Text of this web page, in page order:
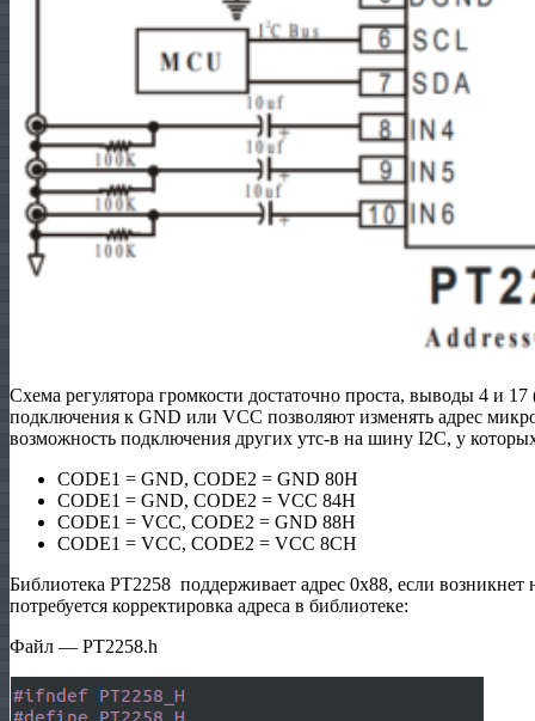
Схема регулятора громкости достаточно проста, выводы 4 и
подключения к GND или VCC позволяют изменять адрес
возможность подключения других утс-в на шину I2С, у
CODE1 = GND, CODE2 = GND 80H
CODE1 = GND, CODE2 = VCC 84H
CODE1 = VCC, CODE2 = GND 88H
CODE1 = VCC, CODE2 = VCC 8CH
Библиотека PT2258 поддерживает адрес 0х88, если
потребуется корректировка адреса в библиотеке:
Файл — PT2258.h